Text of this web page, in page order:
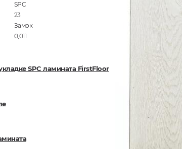
SPC
23
Замок
0,011
SPC ламината FirstFloor